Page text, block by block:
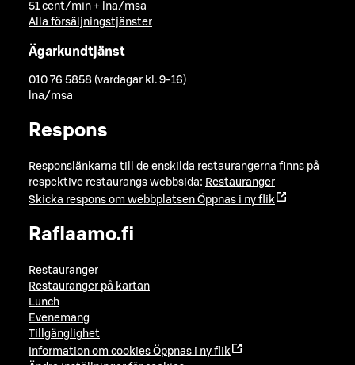
51 cent/min + lna/msa
Alla försäljningstjänster
Ägarkundtjänst
010 76 5858 (vardagar kl. 9-16)
lna/msa
Respons
Responslänkarna till de enskilda restaurangerna finns på
respektive restaurangs webbsida: Restauranger
Skicka respons om webbplatsen Öppnas i ny flik
Raflaamo.fi
Restauranger
Restauranger på kartan
Lunch
Evenemang
Tillgänglighet
Information om cookies Öppnas i ny flik